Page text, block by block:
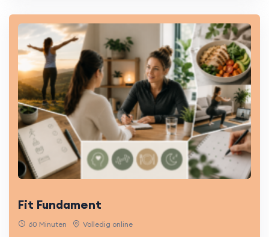
Fit Fundament
60 Minuten Volledig online